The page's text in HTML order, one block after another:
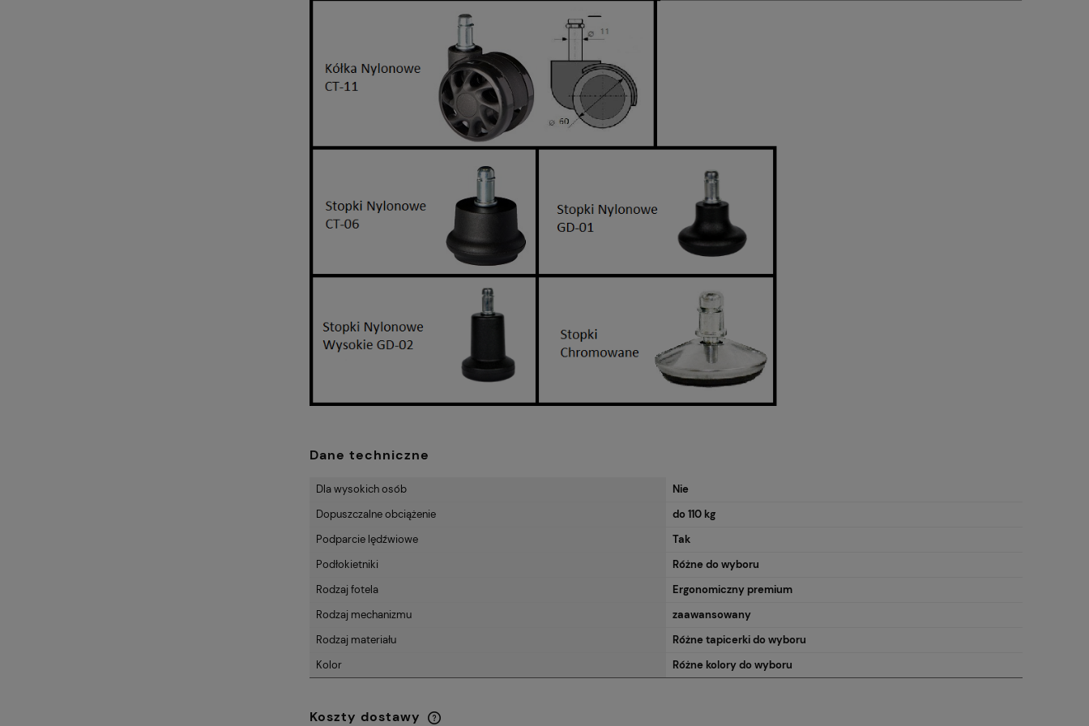
Dane techniczne
Dla wysokich osób
Nie
Dopuszczalne obciążenie
do 110 kg
Podparcie lędźwiowe
Tak
Podłokietniki
Różne do wyboru
Rodzaj fotela
Ergonomiczny premium
Rodzaj mechanizmu
zaawansowany
Rodzaj materiału
Różne tapicerki do wyboru
Kolor
Różne kolory do wyboru
Koszty dostawy